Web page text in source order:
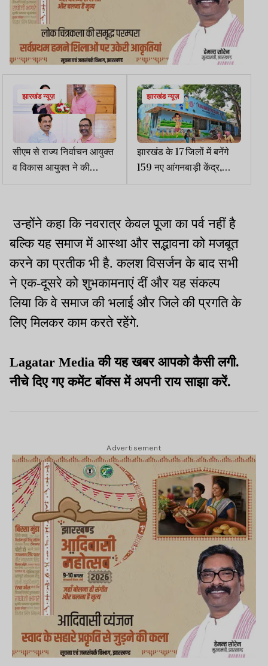
झारखंड न्यूज़
सीएम से राज्य निर्वाचन आयुक्त
व विकास आयुक्त ने की
मुलाकात
झारखंड न्यूज़
झारखंड के 17 जिलों में बनेंगे
159 नए आंगनबाड़ी केंद्र,
गोड्डा-पाकुड़ में सर्वाधिक
उन्होंने कहा कि नवरात्र केवल पूजा का पर्व नहीं है
बल्कि यह समाज में आस्था और सद्भावना को मजबूत
करने का प्रतीक भी है. कलश विसर्जन के बाद सभी
ने एक-दूसरे को शुभकामनाएं दीं और यह संकल्प
लिया कि वे समाज की भलाई और जिले की प्रगति के
लिए मिलकर काम करते रहेंगे.
Lagatar Media की यह खबर आपको कैसी लगी.
नीचे दिए गए कमेंट बॉक्स में अपनी राय साझा करें.
Advertisement